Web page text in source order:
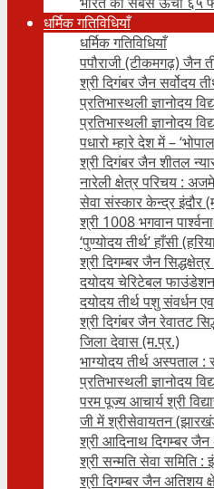
धर्मिक गतिविधियाँ
धर्मिक गतिविधियाँ
पपौराजी (टीकमगढ़) जैन
श्री दिगंबर जैन सर्वोदय
प्रतिभास्थली ज्ञानोदय
प्रतिभास्थली ज्ञानोदय
पधारो म्हारे देश में –
श्री दिगंबर जैन शीतल
नारेली क्षेत्र परिचय :
सेवा संस्कार केन्द्र इंदौर
श्री 1008 भगवान
‘पुण्योदय तीर्थ’ हाँसी
श्री दिगम्बर जैन
दयोदय चेरिटेबल
दयोदय तीर्थ पशु संवर्धन
श्री दिगंबर जैन रेवातट
जिला देवास (म.प्र.)
भाग्योदय तीर्थ अस्पताल :
प्रतिभास्थली ज्ञानोदय
परम पूज्य आचार्य श्री
जी में श्रीसेवायतन
श्री आदिनाथ दिगम्बर
श्री सन्मति सेवा समिति :
श्री दिगम्बर जैन अतिशय